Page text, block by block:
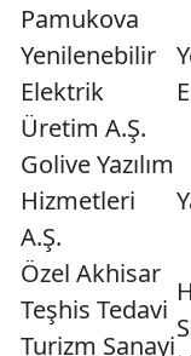
Pamukova
Yenilenebilir
Elektrik
Üretim A.Ş.
Golive Yazılım
Hizmetleri
A.Ş.
Özel Akhisar
Teşhis Tedavi
Turizm Sanayi